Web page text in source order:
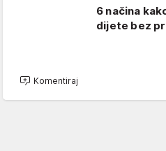
6 načina
dijete bez
Komentiraj